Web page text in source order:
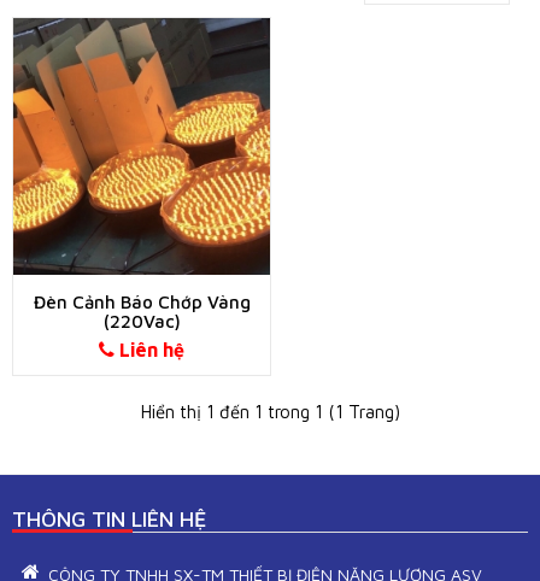
Đèn Cảnh Báo Chớp Vàng
(220Vac)
Liên hệ
Hiển thị 1 đến 1 trong 1 (1 Trang)
THÔNG TIN LIÊN HỆ
CÔNG TY TNHH SX-TM THIẾT BỊ ĐIỆN NĂNG LƯỢNG ASV